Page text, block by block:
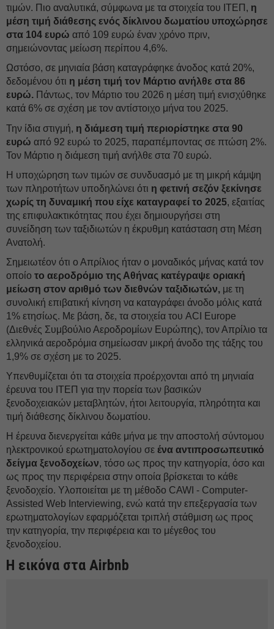
τιμών. Πιο αναλυτικά, σύμφωνα με τα στοιχεία του ΙΤΕΠ, η
μέση τιμή διάθεσης ενός δίκλινου δωματίου υποχώρησε
στα 104 ευρώ από 109 ευρώ έναν χρόνο πριν,
σημειώνοντας μείωση περίπου 4,6%.
Ωστόσο, σε μηνιαία βάση καταγράφηκε άνοδος κατά 20%,
δεδομένου ότι η μέση τιμή τον Μάρτιο ανήλθε στα 86
ευρώ. Πάντως, τον Μάρτιο του 2026 η μέση τιμή ενισχύθηκε
κατά 6% σε σχέση με τον αντίστοιχο μήνα του 2025.
Την ίδια στιγμή, η διάμεση τιμή περιορίστηκε στα 90
ευρώ από 92 ευρώ το 2025, παραπέμποντας σε πτώση 2%.
Τον Μάρτιο η διάμεση τιμή ανήλθε στα 70 ευρώ.
Η υποχώρηση των τιμών σε συνδυασμό με τη μικρή κάμψη
των πληροτήτων υποδηλώνει ότι η φετινή σεζόν ξεκίνησε
χωρίς τη δυναμική που είχε καταγραφεί το 2025, εξαιτίας
της επιφυλακτικότητας που έχει δημιουργήσει στη
συνείδηση των ταξιδιωτών η έκρυθμη κατάσταση στη Μέση
Ανατολή.
Σημειωτέον ότι ο Απρίλιος ήταν ο μοναδικός μήνας κατά τον
οποίο το αεροδρόμιο της Αθήνας κατέγραψε οριακή
μείωση στον αριθμό των διεθνών ταξιδιωτών, με τη
συνολική επιβατική κίνηση να καταγράφει άνοδο μόλις κατά
1% ετησίως. Με βάση, δε, τα στοιχεία του ACI Europe
(Διεθνές Συμβούλιο Αεροδρομίων Ευρώπης), τον Απρίλιο τα
ελληνικά αεροδρόμια σημείωσαν μικρή άνοδο της τάξης του
1,9% σε σχέση με το 2025.
Υπενθυμίζεται ότι τα στοιχεία προέρχονται από τη μηνιαία
έρευνα του ΙΤΕΠ για την πορεία των βασικών
ξενοδοχειακών μεταβλητών, ήτοι λειτουργία, πληρότητα και
τιμή διάθεσης δίκλινου δωματίου.
Η έρευνα διενεργείται κάθε μήνα με την αποστολή σύντομου
ηλεκτρονικού ερωτηματολογίου σε ένα αντιπροσωπευτικό
δείγμα ξενοδοχείων, τόσο ως προς την κατηγορία, όσο και
ως προς την περιφέρεια στην οποία βρίσκεται το κάθε
ξενοδοχείο. Υλοποιείται με τη μέθοδο CAWI - Computer-
Assisted Web Interviewing, ενώ κατά την επεξεργασία των
ερωτηματολογίων εφαρμόζεται τριπλή στάθμιση ως προς
την κατηγορία, την περιφέρεια και το μέγεθος του
ξενοδοχείου.
Η εικόνα στα Airbnb